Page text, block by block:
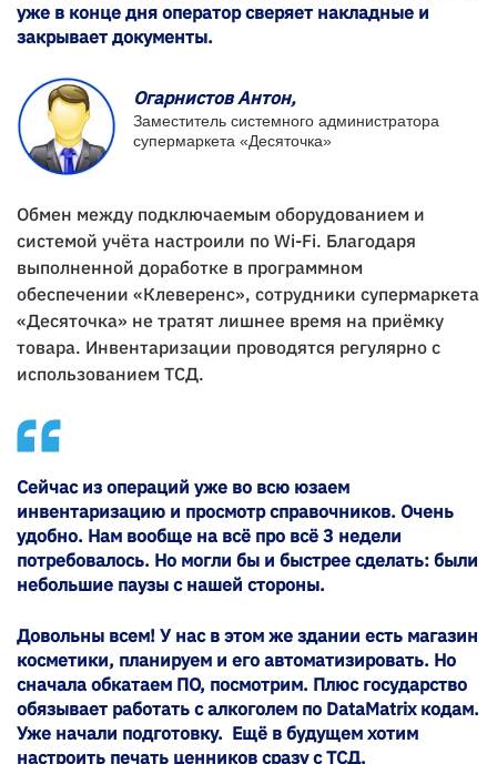
уже в конце дня оператор сверяет накладные и
закрывает документы.
Огарнистов Антон,
Заместитель системного администратора
супермаркета «Десяточка»
Обмен между подключаемым оборудованием и
системой учёта настроили по Wi-Fi. Благодаря
выполненной доработке в программном
обеспечении «Клеверенс», сотрудники супермаркета
«Десяточка» не тратят лишнее время на приёмку
товара. Инвентаризации проводятся регулярно с
использованием ТСД.
Сейчас из операций уже во всю юзаем
инвентаризацию и просмотр справочников. Очень
удобно. Нам вообще на всё про всё 3 недели
потребовалось. Но могли бы и быстрее сделать: были
небольшие паузы с нашей стороны.
Довольны всем! У нас в этом же здании есть магазин
косметики, планируем и его автоматизировать. Но
сначала обкатаем ПО, посмотрим. Плюс государство
обязывает работать с алкоголем по DataMatrix кодам.
Уже начали подготовку. Ещё в будущем хотим
настроить печать ценников сразу с ТСД.